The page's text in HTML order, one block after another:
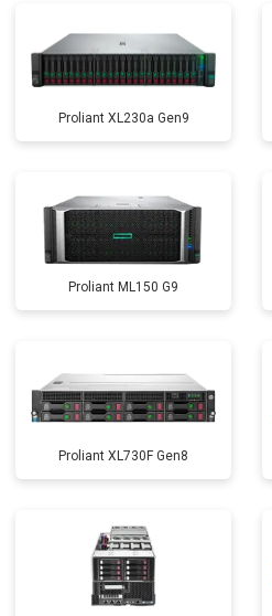
Proliant XL230a Gen9
Proliant ML150 G9
Proliant XL730F Gen8